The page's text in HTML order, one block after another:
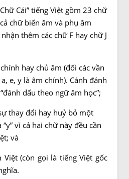
Cái” tiếng Việt gồm 23 chữ
chữ biến âm và phụ âm
thêm các chữ F hay chữ J
hay chủ âm (đối các vần
e, y là âm chính). Cánh đánh
dấu theo ngữ âm học”;
thay đổi hay huỷ bỏ một
“y” vì cả hai chữ này đều cần
và
Việt (còn gọi là tiếng Việt gốc